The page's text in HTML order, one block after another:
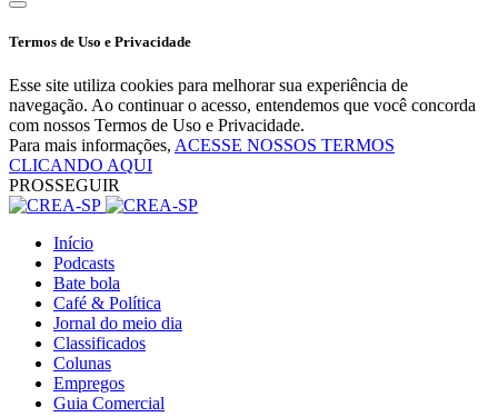
Termos de Uso e Privacidade
Esse site utiliza cookies para melhorar sua experiência de
navegação. Ao continuar o acesso, entendemos que você concorda
com nossos Termos de Uso e Privacidade.
Para mais informações, ACESSE NOSSOS TERMOS
CLICANDO AQUI
PROSSEGUIR
Início
Podcasts
Bate bola
Café & Política
Jornal do meio dia
Classificados
Colunas
Empregos
Guia Comercial